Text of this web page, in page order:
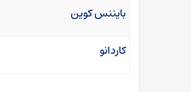
بایننس کوین
کاردانو